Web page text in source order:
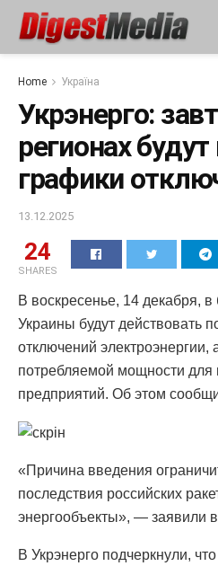
Home Україна
Укрэнерго:
регионах
графики
13.12.2025
24
SHARES
В воскресенье, 14 декабря,
Украины будут действовать
отключений электроэнергии,
потребляемой мощности
предприятий. Об этом
«Причина введения
последствия российских
энергообъекты», — заявили
В Укрэнерго подчеркнули,